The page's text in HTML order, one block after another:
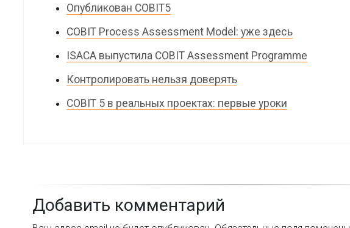
Опубликован COBIT5
COBIT Process Assessment Model: уже здесь
ISACA выпустила COBIT Assessment Programme
Контролировать нельзя доверять
COBIT 5 в реальных проектах: первые уроки
Добавить комментарий